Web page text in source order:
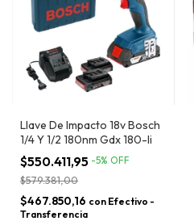
Llave De Impacto 18v Bosch
1/4 Y 1/2 180nm Gdx 180-li
$550.411,95 -5% OFF
$579.381,00
$467.850,16 con Efectivo -
Transferencia